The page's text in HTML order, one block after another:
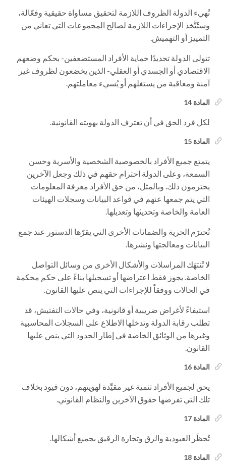
تُهيء الدولة الظروف اللازمة لتحقيق مساواة حقيقية وفعّالة،
وستُتَّخذ الإجراءات اللازمة لصالح المجموعات التي تعاني من
التمييز أو التهميش.
تتولى الدولة تحديدًا حماية الأفراد المستضعفين- بحكم وضعهم
الاقتصادي أو الجسدي أو العقلي- الذين يخضعون لظروف غير
آمنة ومعاقبة من يستغلهم أو يُسيء معاملتهم.
المادة 14
لكل فرد الحق في أن تعترف الدولة بهويته القانونية.
المادة 15
يتمتع جميع الأفراد بالخصوصية الشخصية والأسرية وحسن
السمعة، وعلى الدولة احترام حقهم في ذلك وجعل الآخرين
يحترمون ذلك. وبالمثل، من حق الأفراد معرفة المعلومات
التي يتم جمعها عنهم في قواعد البيانات وسجلات الهيئات
العامة والخاصة وتحديثها وتعديلها.
تُحترَم الحرية والضمانات الأخرى التي يقرّها الدستور عند جمع
البيانات ومعالجتها ونشرها.
لا تُنتهَك المراسلات والأشكال الأخرى من وسائل التواصل
الخاصة. يجوز فقط اعتراضها أو تسجيلها بناءً على حكم محكمة
في الحالات ووفقاً للإجراءات التي ينص عليها القانون.
استيفاءً لأغراض ضريبية أو قانونية، وفي حالات التفتيش، قد
تطلب رقابة الدولة وتدخلها الاطلاع على السجلات المحاسبية
وغيرها من الوثائق الخاصة في إطار الحدود التي ينص عليها
القانون.
المادة 16
يحق لجميع الأفراد تنمية غير مقيِّدة لهويتهم، دون قيود بخلاف
تلك التي تفرضها حقوق الآخرين والنظام القانوني.
المادة 17
تُحظَر العبودية والرق وتجارة الرقيق بجميع أشكالها.
المادة 18